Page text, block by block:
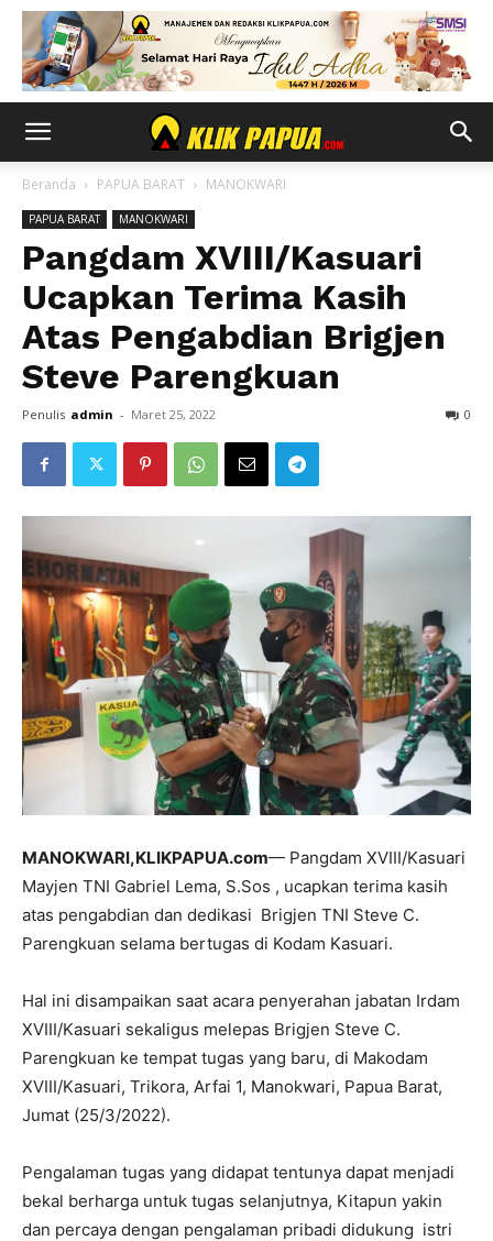
Beranda PAPUA BARAT MANOKWARI
PAPUA BARAT MANOKWARI
Pangdam XVIII/Kasuari
Ucapkan Terima Kasih
Atas Pengabdian Brigjen
Steve Parengkuan
Penulis admin - Maret 25, 2022 0
MANOKWARI,KLIKPAPUA.com— Pangdam XVIII/Kasuari
Mayjen TNI Gabriel Lema, S.Sos , ucapkan terima kasih
atas pengabdian dan dedikasi Brigjen TNI Steve C.
Parengkuan selama bertugas di Kodam Kasuari.
Hal ini disampaikan saat acara penyerahan jabatan Irdam
XVIII/Kasuari sekaligus melepas Brigjen Steve C.
Parengkuan ke tempat tugas yang baru, di Makodam
XVIII/Kasuari, Trikora, Arfai 1, Manokwari, Papua Barat,
Jumat (25/3/2022).
Pengalaman tugas yang didapat tentunya dapat menjadi
bekal berharga untuk tugas selanjutnya, Kitapun yakin
dan percaya dengan pengalaman pribadi didukung istri